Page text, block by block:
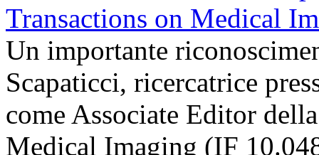
Un importante
Scapaticci, ricercatrice
come Associate Editor
Medical Imaging (IF